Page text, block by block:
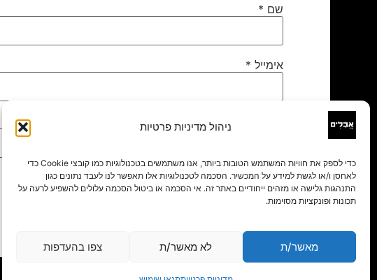
ניהול מדיניות פרטיות
כדי לספק את חוויות המשתמש הטובות ביותר, אנו משתמשים בטכנולוגיות כמו קובצי Cookie כדי
לאחסן ו/או לגשת למידע על המכשיר. הסכמה לטכנולוגיות אלו תאפשר לנו לעבד נתונים כגון
התנהגות גלישה או מזהים ייחודיים באתר זה. אי הסכמה או ביטול הסכמה עלולים להשפיע לרעה על
תכונות ופונקציות מסוימות.
מאשר/ת לא מאשר/ת צפו בהעדפות
שם *
אימייל *